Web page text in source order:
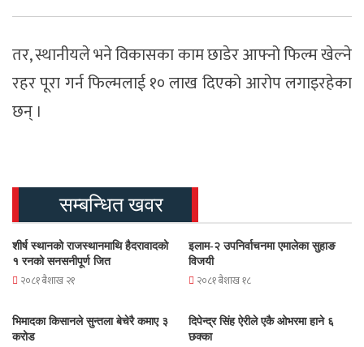
तर, स्थानीयले भने विकासका काम छाडेर आफ्नो फिल्म खेल्ने
रहर पूरा गर्न फिल्मलाई १० लाख दिएको आरोप लगाइरहेका
छन् ।
सम्बन्धित खवर
शीर्ष स्थानको राजस्थानमाथि हैदरावादको
१ रनको सनसनीपूर्ण जित
२०८१ बैशाख २१
इलाम-२ उपनिर्वाचनमा एमालेका सुहाङ
विजयी
२०८१ बैशाख १८
भिमादका किसानले सुन्तला बेचेरै कमाए ३
करोड
दिपेन्द्र सिंह ऐरीले एकै ओभरमा हाने ६
छक्का